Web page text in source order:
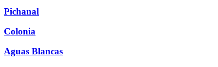
Pichanal
Colonia
Aguas Blancas